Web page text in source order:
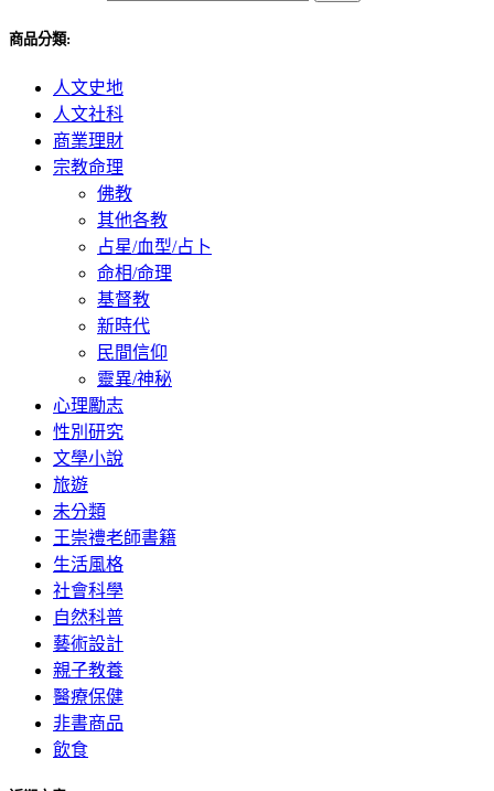
商品分類:
人文史地
人文社科
商業理財
宗教命理
佛教
其他各教
占星/血型/占卜
命相/命理
基督教
新時代
民間信仰
靈異/神秘
心理勵志
性別研究
文學小說
旅遊
未分類
王崇禮老師書籍
生活風格
社會科學
自然科普
藝術設計
親子教養
醫療保健
非書商品
飲食